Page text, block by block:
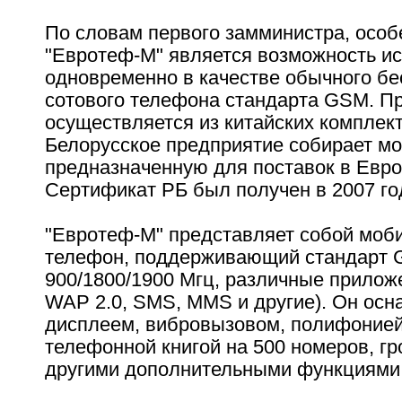
По словам первого замминистра,
"Евротеф-М" является возможность
одновременно в качестве обычного
сотового телефона стандарта GSM.
осуществляется из китайских
Белорусское предприятие собирает
предназначенную для поставок в
Сертификат РБ был получен в 2007
"Евротеф-М" представляет собой
телефон, поддерживающий стандарт
900/1800/1900 Мгц, различные
WAP 2.0, SMS, MMS и другие). Он
дисплеем, вибровызовом,
телефонной книгой на 500 номеров,
другими дополнительными